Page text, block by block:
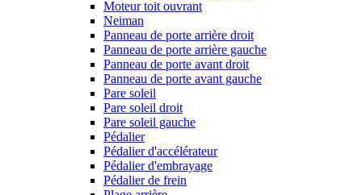
Moteur toit ouvrant
Neiman
Panneau de porte arrière droit
Panneau de porte arrière gauche
Panneau de porte avant droit
Panneau de porte avant gauche
Pare soleil
Pare soleil droit
Pare soleil gauche
Pédalier
Pédalier d'accélérateur
Pédalier d'embrayage
Pédalier de frein